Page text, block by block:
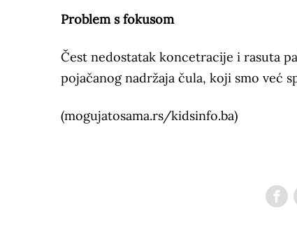
Problem s fokusom
Čest nedostatak koncetracije i rasuta
pojačanog nadržaja čula, koji smo već
(mogujatosama.rs/kidsinfo.ba)